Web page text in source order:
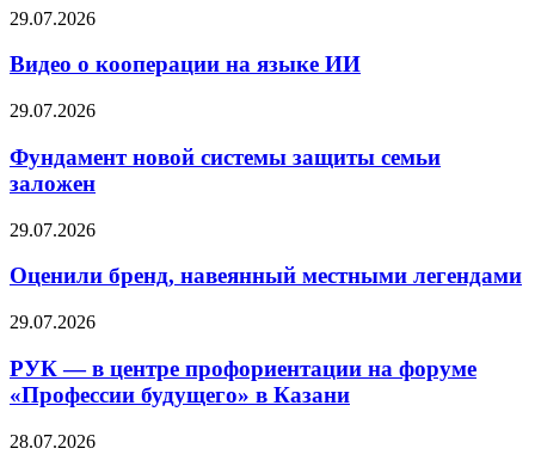
29.07.2026
Видео о кооперации на языке ИИ
29.07.2026
Фундамент новой системы защиты семьи
заложен
29.07.2026
Оценили бренд, навеянный местными легендами
29.07.2026
РУК — в центре профориентации на форуме
«Профессии будущего» в Казани
28.07.2026